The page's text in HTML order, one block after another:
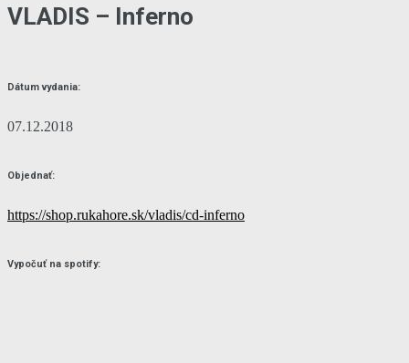
VLADIS – Inferno
Dátum vydania:
07.12.2018
Objednať:
https://shop.rukahore.sk/vladis/cd-inferno
Vypočuť na spotify: